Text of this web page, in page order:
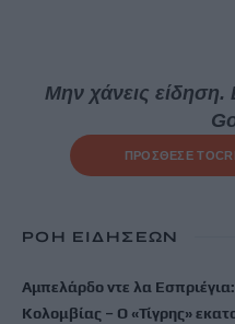
Μην χάνεις είδηση.
ΠΡΟΣΘΕΣΕ ΤΟ
ΡΟΗ ΕΙΔΗΣΕΩΝ
Αμπελάρδο ντε λα Εσπριέγια:
Κολομβίας – Ο «Τίγρης»